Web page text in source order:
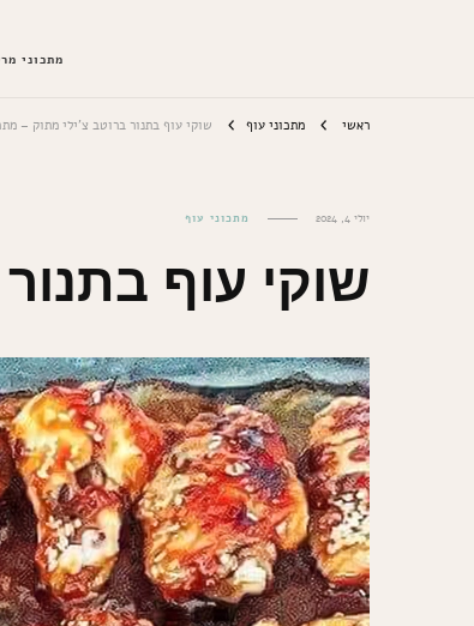
מתכוני
ראשי מתכוני עוף שוקי עוף בתנור ברוטב צ'ילי מתוק –
יולי 4, 2024 מתכוני עוף
שוקי עוף